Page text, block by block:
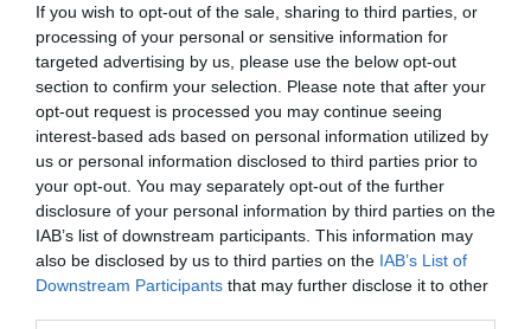
If you wish to opt-out of the sale, sharing to third parties, or
processing of your personal or sensitive information for
targeted advertising by us, please use the below opt-out
section to confirm your selection. Please note that after your
opt-out request is processed you may continue seeing
interest-based ads based on personal information utilized by
us or personal information disclosed to third parties prior to
your opt-out. You may separately opt-out of the further
disclosure of your personal information by third parties on the
IAB’s list of downstream participants. This information may
also be disclosed by us to third parties on the IAB’s List of
Downstream Participants that may further disclose it to other
14.07.2026 15:01
Το καλοκαιρινό φρούτο που μπορεί να
κρύβει κίνδυνο δηλητηρίασης: Το λάθος
που κάνουν όλοι πριν το φάνε